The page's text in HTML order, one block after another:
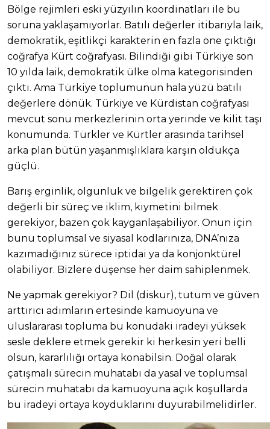
Bölge rejimleri eski yüzyılın koordinatları ile bu
soruna yaklaşamıyorlar. Batılı değerler itibarıyla laik,
demokratik, eşitlikçi karakterin en fazla öne çıktığı
coğrafya Kürt coğrafyası. Bilindiği gibi Türkiye son
10 yılda laik, demokratik ülke olma kategorisinden
çıktı. Ama Türkiye toplumunun hala yüzü batılı
değerlere dönük. Türkiye ve Kürdistan coğrafyası
mevcut sonu merkezlerinin orta yerinde ve kilit taşı
konumunda. Türkler ve Kürtler arasında tarihsel
arka plan bütün yaşanmışlıklara karşın oldukça
güçlü.
Barış erginlik, olgunluk ve bilgelik gerektiren çok
değerli bir süreç ve iklim, kıymetini bilmek
gerekiyor, bazen çok kayganlaşabiliyor. Onun için
bunu toplumsal ve siyasal kodlarınıza, DNA’nıza
kazımadığınız sürece iptidai ya da konjonktürel
olabiliyor. Bizlere düşense her daim sahiplenmek.
Ne yapmak gerekiyor? Dil (diskur), tutum ve güven
arttırıcı adımların ertesinde kamuoyuna ve
uluslararası topluma bu konudaki iradeyi yüksek
sesle deklere etmek gerekir ki herkesin yeri belli
olsun, kararlılığı ortaya konabilsin. Doğal olarak
çatışmalı sürecin muhatabı da yasal ve toplumsal
sürecin muhatabı da kamuoyuna açık koşullarda
bu iradeyi ortaya koyduklarını duyurabilmelidirler.